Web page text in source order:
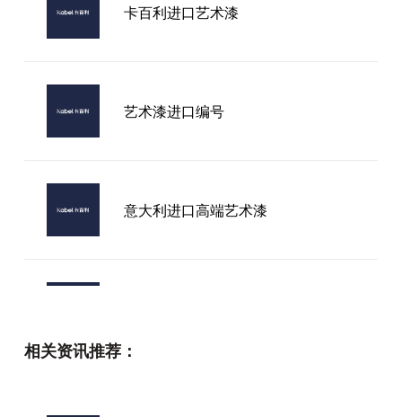
卡百利进口艺术漆
艺术漆进口编号
意大利进口高端艺术漆
相关资讯推荐：